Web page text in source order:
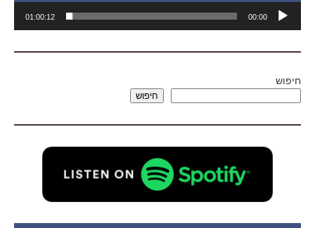
אודיו
00:00
01:00:12
חיפוש
חיפוש